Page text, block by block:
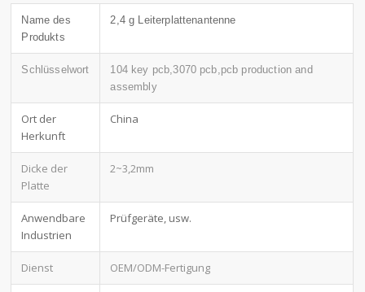
Name des
Produkts
2,4 g Leiterplattenantenne
Schlüsselwort
104 key pcb,3070 pcb,pcb production and
assembly
Ort der
Herkunft
China
Dicke der
Platte
2~3,2mm
Anwendbare
Industrien
Prüfgeräte, usw.
Dienst OEM/ODM-Fertigung